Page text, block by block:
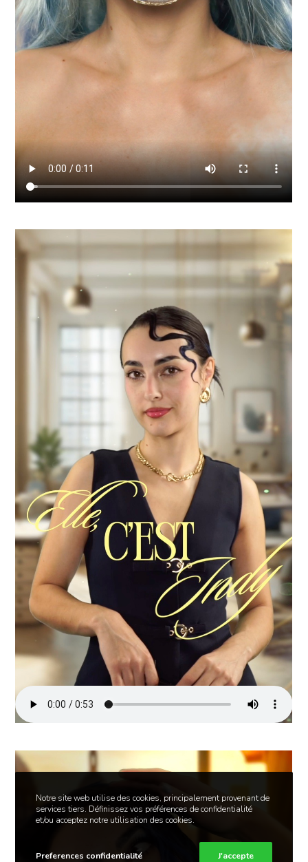
Notre site web utilise des cookies, principalement provenant de
services tiers. Définissez vos préférences de confidentialité
et/ou acceptez notre utilisation des cookies.
Preferences confidentialité J'accepte